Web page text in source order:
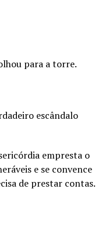
para a torre.
escândalo
empresta o
e se convence
de prestar contas.